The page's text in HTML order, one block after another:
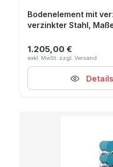
Bodenelement mit
verzinkter Stahl,
Regulärer Preis:
1.205,00 €